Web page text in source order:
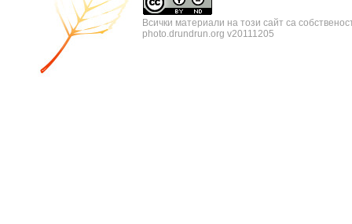
Всички материали на този сайт са
photo.drundrun.org v20111205